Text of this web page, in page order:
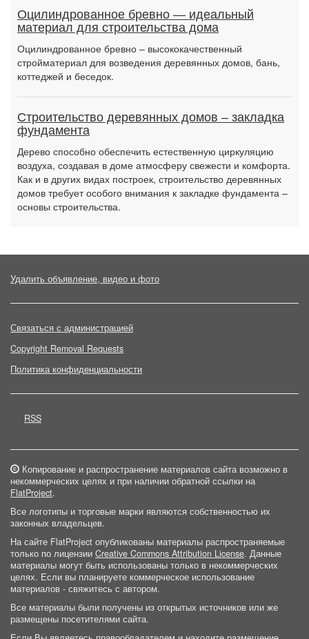
Оцилиндрованное бревно — идеальный
материал для строительства дома
Оцилиндрованное бревно – высококачественный
стройматериал для возведения деревянных домов, бань,
коттеджей и беседок.
Строительство деревянных домов – закладка
фундамента
Дерево способно обеспечить естественную циркуляцию
воздуха, создавая в доме атмосферу свежести и комфорта.
Как и в других видах построек, строительство деревянных
домов требует особого внимания к закладке фундамента –
основы строительства.
Удалить объявление, видео и фото
Связаться с администрацией
Copyright Removal Requests
Политика конфиденциальности
RSS
Копирование и распространение материалов сайта возможно в
некоммерческих целях и при наличии обратной ссылки на
FlatProject.
Все логотипы и торговые марки являются собственностью их
законных владельцев.
На сайте FlatProject опубликованы материалы распространяемые
только по лицензии Creative Commons Attribution License. Данные
материалы могут быть использованы только в некоммерческих
целях. Если вы планируете коммерческое использование
материалов - свяжитесь с автором.
Все материалы были получены из открытых источников или же
размещены посетителями сайта.